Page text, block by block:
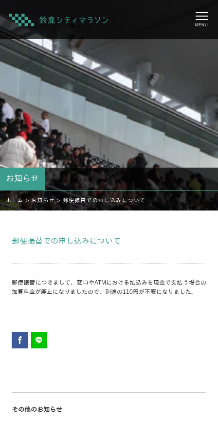
MENU
お知らせ
ホーム > お知らせ > 郵便振替での申し込みについて
郵便振替での申し込みについて
郵便振替につきまして、窓口やATMにおける払込みを現金で支払う場合の
加算料金が廃止になりましたので、別途の110円が不要になりました。
その他のお知らせ